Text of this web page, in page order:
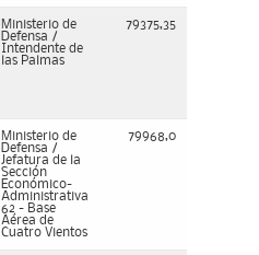
Ministerio de
Defensa /
Intendente de
las Palmas
79375,35
Ministerio de
Defensa /
Jefatura de la
Sección
Económico-
Administrativa
62 - Base
Aérea de
Cuatro Vientos
79968,0